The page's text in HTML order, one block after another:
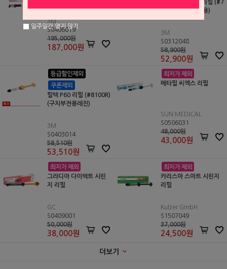
소요)
3M
S0406019
195,000원
187,000원
필텍 Z-350 XT 리필 (#7
018R)(전구치 겸용)
3M
S0312048
58,900원
52,900원
필텍 P60 리필 (#8100R)
(구치부전용레진)
3M
S0403014
58,510원
53,510원
메타필 씨엑스 리필
SUN MEDICAL
S0506031
48,000원
43,000원
그라디아 다이렉트 시린
지 리필
GC
S0409001
50,000원
38,000원
카리스마 스마트 시린지
리필
Kulzer GmbH
S1507049
37,000원
24,500원
더보기
일주일간 열지 않기